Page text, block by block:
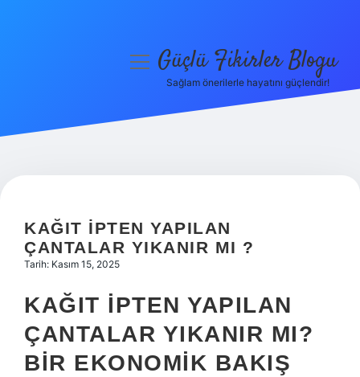
Hakkımızda
menüyüGüçlü Fikirler Blogu
Sağlam önerilerle hayatını güçlendir!
KAĞIT IPTEN YAPILAN
ÇANTALAR YIKANIR MI ?
Tarih: Kasım 15, 2025
KAĞIT İPTEN YAPILAN
ÇANTALAR YIKANIR MI?
BIR EKONOMIK BAKIŞ